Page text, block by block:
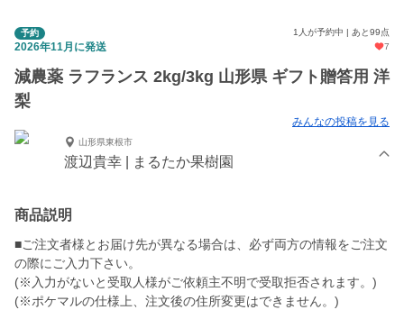
予約 1人が予約中 | あと99点
2026年11月に発送 7
減農薬 ラフランス 2kg/3kg 山形県 ギフト贈答用 洋
梨
みんなの投稿を見る
山形県東根市
渡辺貴幸 | まるたか果樹園
商品説明
■ご注文者様とお届け先が異なる場合は、必ず両方の情報をご注文
の際にご入力下さい。
(※入力がないと受取人様がご依頼主不明で受取拒否されます。)
(※ポケマルの仕様上、注文後の住所変更はできません。)